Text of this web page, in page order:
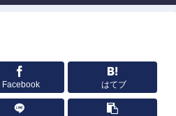
Facebook はてブ